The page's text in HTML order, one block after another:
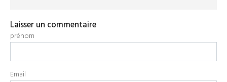
Laisser un commentaire
prénom
Email